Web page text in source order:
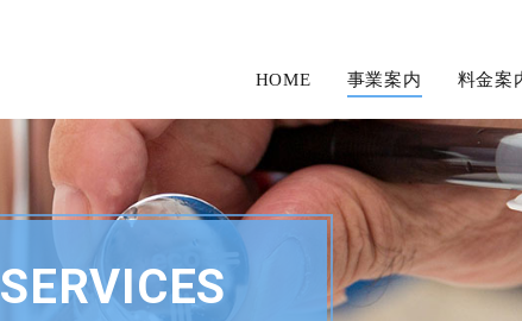
HOME 事業案内 料金案
SERVICES